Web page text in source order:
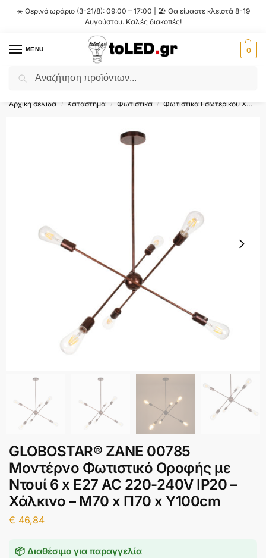
☀️ Θερινό ωράριο (3-21/8): 09:00 – 17:00 | 🏖️ Θα είμαστε κλειστά 8-19
Αυγούστου. Καλές διακοπές!
MENU 0
Flash Sale ⚡ 10% Έκπτωση με τον κωδικό
Αρχική σελίδα / Κατάστημα / Φωτιστικά / Φωτιστικά Εσωτερικού Χώρου
GLOBOSTAR® ZANE 00785
Μοντέρνο Φωτιστικό Οροφής με
Ντουί 6 x E27 AC 220-240V IP20 –
Χάλκινο – Μ70 x Π70 x Υ100cm
€ 46,84
📦 Διαθέσιμο για παραγγελία